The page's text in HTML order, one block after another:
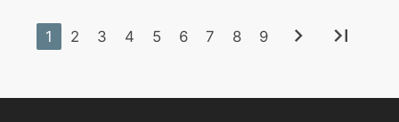
1 2 3 4 5 6 7 8 9 chevron_right last_page